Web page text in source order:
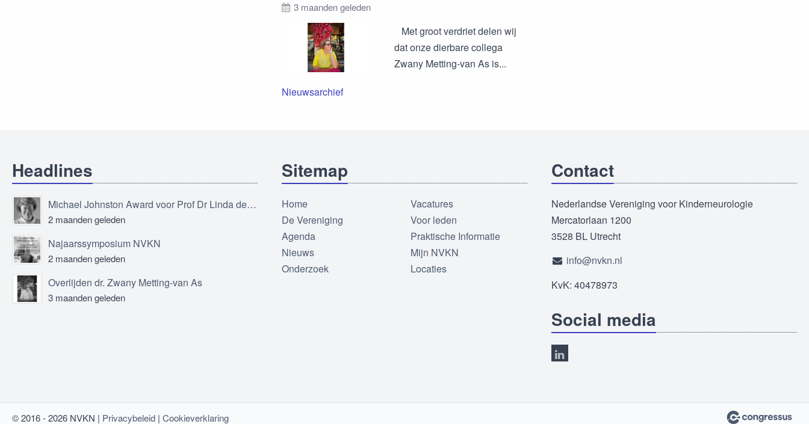
3 maanden geleden
Met groot verdriet delen wij
dat onze dierbare collega
Zwany Metting-van As is...
Nieuwsarchief
Headlines
Michael Johnston Award voor Prof Dr Linda de Vries
2 maanden geleden
Najaarssymposium NVKN
2 maanden geleden
Overlijden dr. Zwany Metting-van As
3 maanden geleden
Sitemap
Home
De Vereniging
Agenda
Nieuws
Onderzoek
Vacatures
Voor leden
Praktische Informatie
Mijn NVKN
Locaties
Contact
Nederlandse Vereniging voor Kinderneurologie
Mercatorlaan 1200
3528 BL Utrecht
info@nvkn.nl
KvK: 40478973
Social media
© 2016 - 2026 NVKN | Privacybeleid | Cookieverklaring